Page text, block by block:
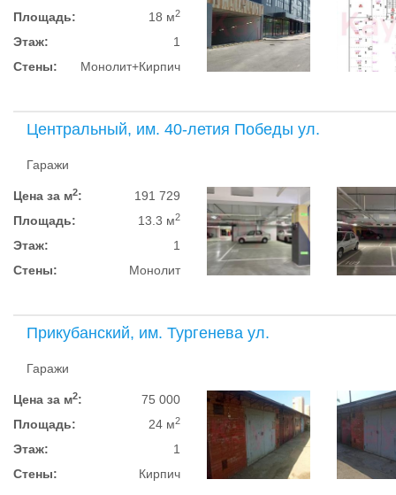
Площадь:
18 м2
Этаж:
1
Стены:
Монолит+Кирпич
Центральный, им. 40-летия Победы ул.
Гаражи
Цена за м2:
191 729
Площадь:
13.3 м2
Этаж:
1
Стены:
Монолит
Прикубанский, им. Тургенева ул.
Гаражи
Цена за м2:
75 000
Площадь:
24 м2
Этаж:
1
Стены:
Кирпич